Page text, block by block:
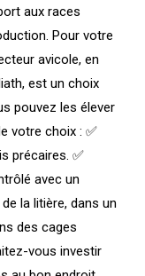
aux races
Pour votre
avicole, en
est un choix
pouvez les élever
votre choix : ✅
précaires. ✅
avec un
la litière, dans un
des cages
vous investir